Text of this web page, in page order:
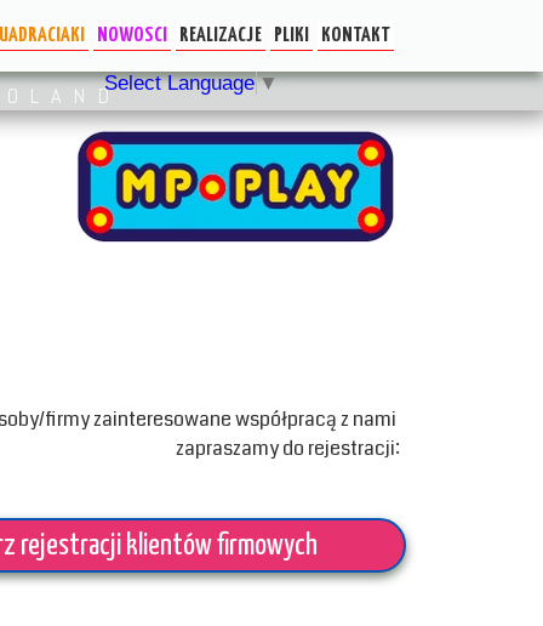
Select Language▼
SYSTEM KOOL
System KOOLox
NOWOSCI
AKTUALNOSCI
REALIZACJE PLIKI
Dla Architekta
KONTAKT
firmy zainteresowane współpracą z nami
zapraszamy do rejestracji:
rejestracji klientów firmowych